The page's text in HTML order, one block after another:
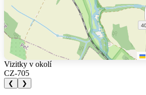
Vizitky v okolí
CZ-705
❮ ❯